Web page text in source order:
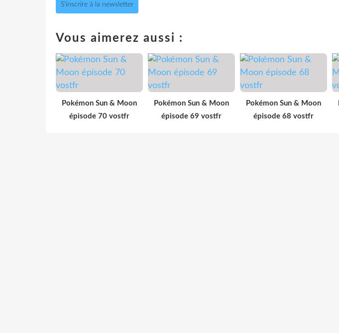
S'inscrire à la newsletter
Vous aimerez aussi :
Pokémon Sun & Moon
épisode 70 vostfr
Pokémon Sun & Moon
épisode 69 vostfr
Pokémon Sun & Moon
épisode 68 vostfr